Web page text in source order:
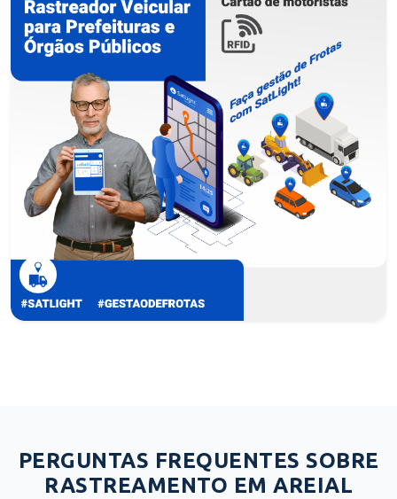
PERGUNTAS FREQUENTES SOBRE
RASTREAMENTO EM AREIAL